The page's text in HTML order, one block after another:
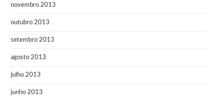
novembro 2013
outubro 2013
setembro 2013
agosto 2013
julho 2013
junho 2013